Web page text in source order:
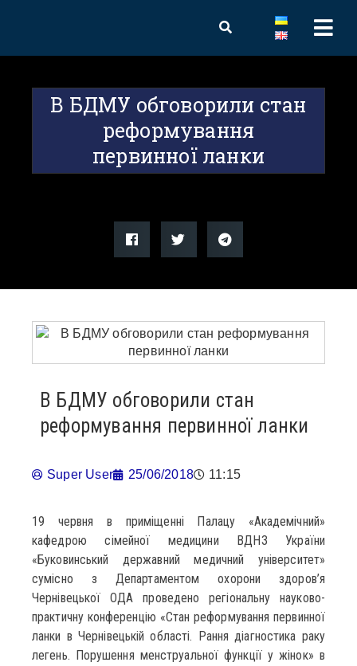
В БДМУ обговорили стан
реформування
первинної ланки
В БДМУ обговорили стан
реформування первинної ланки
Super User 25/06/2018 11:15
19 червня в приміщенні Палацу «Академічний»
кафедрою сімейної медицини ВДНЗ України
«Буковинський державний медичний університет»
сумісно з Департаментом охорони здоров’я
Чернівецької ОДА проведено регіональну науково-
практичну конференцію «Стан реформування первинної
ланки в Чернівецькій області. Рання діагностика раку
легень. Порушення менструальної функції у жінок» в